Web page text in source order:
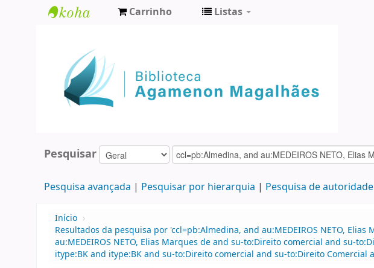
Agamenon
Magalhães
Carrinho Listas
Pesquisar
Pesquisa avançada Pesquisar por hierarquia Pesquisa de autoridade
Início ›
Resultados da pesquisa por 'ccl=pb:Almedina, and au:MEDEIROS NETO,
au:MEDEIROS NETO, Elias Marques de and su-to:Direito comercial and su-
itype:BK and itype:BK and su-to:Direito comercial and su-to:Direito Comercial